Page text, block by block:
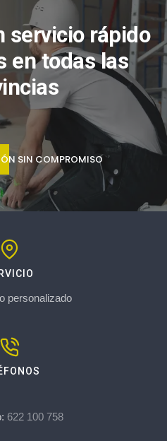
servicio rápido
en todas las
SIN COMPROMISO
personalizado
622 100 758